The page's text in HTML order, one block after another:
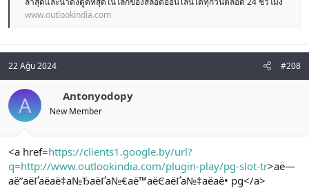
www.outlookindia.com
22 Ağu 2024 #208
A Antonyodopy
New Member
<a href=https://clients1.google.by/url?
q=http://www.outlookindia.com/plugin-play/pg-slot-tr>аё—
аё”аёҐаёаё‡а№ЂаёҐа№€аё™аёЄаёҐа№‡аёаё• pg</a>